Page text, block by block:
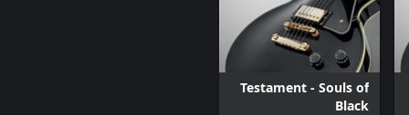
Testament - Souls of
Black